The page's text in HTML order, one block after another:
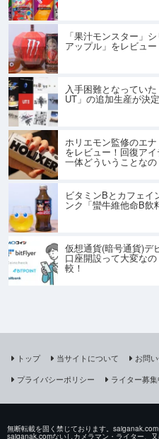
「果汁モンスター」
アップル」をレビュ
入手困難となってい
UT」の追加生産が決定
ホリエモン監修のエ
をレビュー！回復ア
一体どういうことなの
ビタミンBとカフェイ
ンク「蠻牛維他命B飲
仮想通貨(暗号通貨)デ
口座開設って大変な
較！
トップ 当サイトについて お問
プライバシーポリシー
ライター募集
無断転載を固く禁じております。
saiganak.comないしカメラマン・ライター、